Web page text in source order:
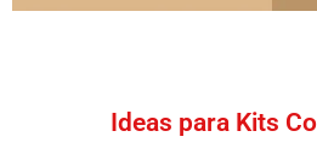
Ideas para Kits